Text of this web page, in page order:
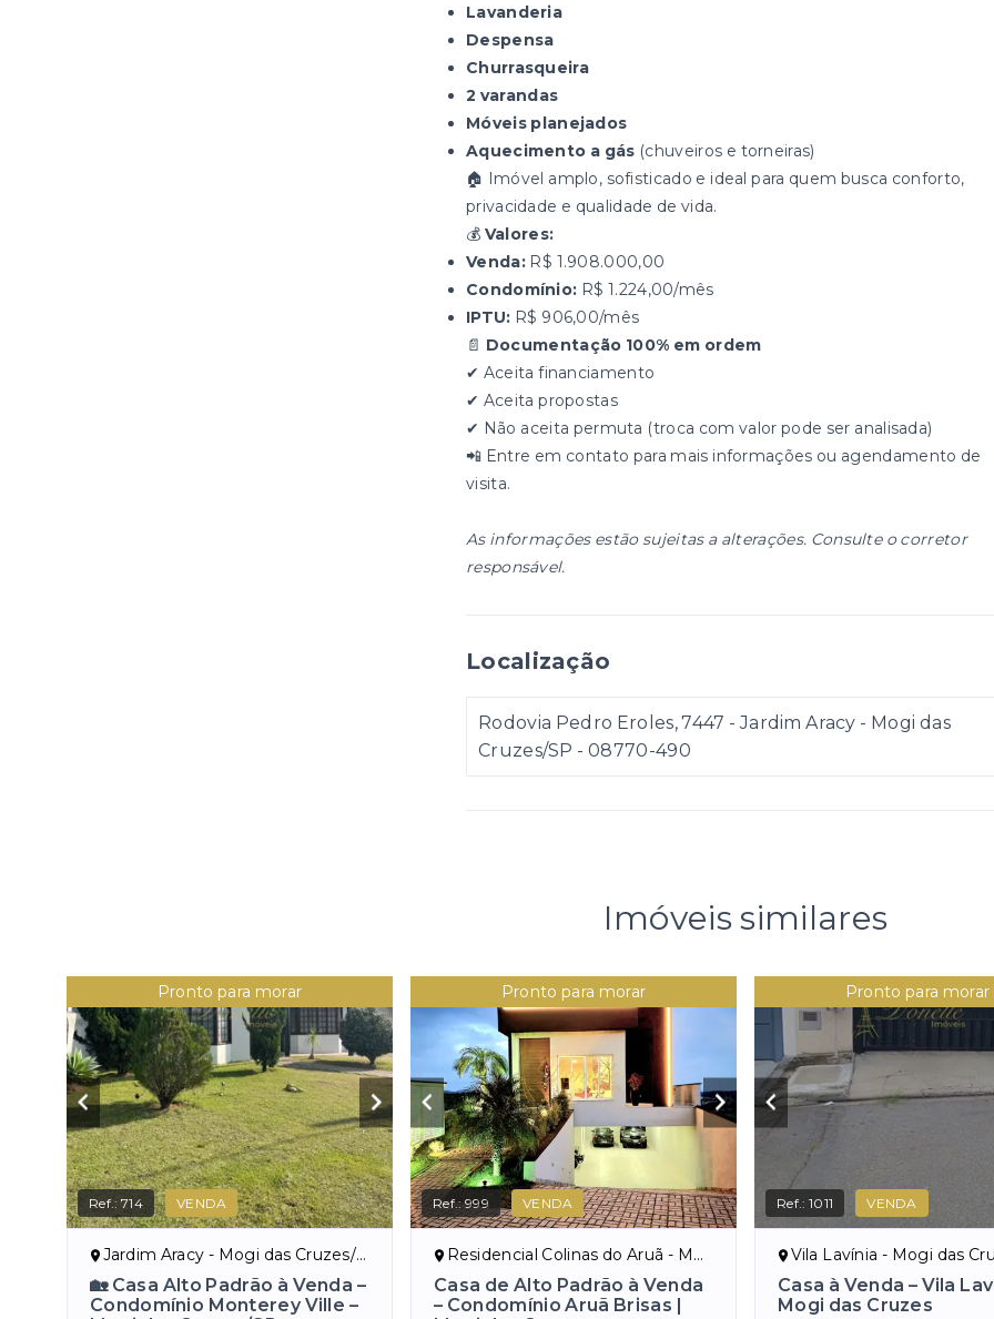
Lavanderia
Despensa
Churrasqueira
2 varandas
Móveis planejados
Aquecimento a gás (chuveiros e torneiras)
🏠 Imóvel amplo, sofisticado e ideal para quem busca conforto,
privacidade e qualidade de vida.
💰 Valores:
Venda:R$ 1.908.000,00
Condomínio: R$ 1.224,00/mês
IPTU: R$ 906,00/mês
📄 Documentação 100% em ordem
✔ Aceita financiamento
✔ Aceita propostas
✔ Não aceita permuta (troca com valor pode ser analisada)
📲 Entre em contato para mais informações ou agendamento de
visita.
As informações estão sujeitas a alterações. Consulte o corretor
responsável.
Localização
Rodovia Pedro Eroles, 7447 - Jardim Aracy - Mogi das
Cruzes/SP - 08770-490
Imóveis similares
Pronto para morar
Ref.:714 VENDA
Jardim Aracy - Mogi das Cruzes/SP
🏡 Casa Alto Padrão à Venda –
Condomínio Monterey Ville –
Pronto para morar
Ref.:999 VENDA
Residencial Colinas do Aruã - Mogi das Cruzes/SP
Casa de Alto Padrão à Venda
– Condomínio Aruã Brisas |
Pronto para morar
Ref.:1011 VENDA
Vila Lavínia - Mogi das
Casa à Venda – Vila
Mogi das Cruzes